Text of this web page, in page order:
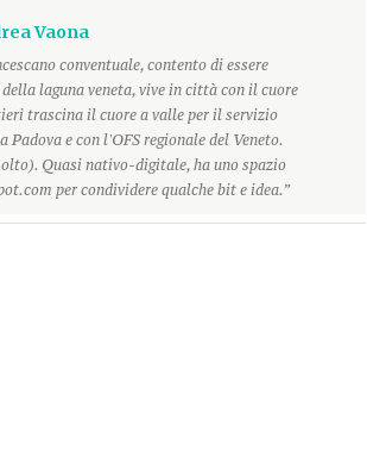
Vaona
conventuale, contento di essere
laguna veneta, vive in città con il cuore
trascina il cuore a valle per il servizio
e con l'OFS regionale del Veneto.
Quasi nativo-digitale, ha uno spazio
per condividere qualche bit e idea.”